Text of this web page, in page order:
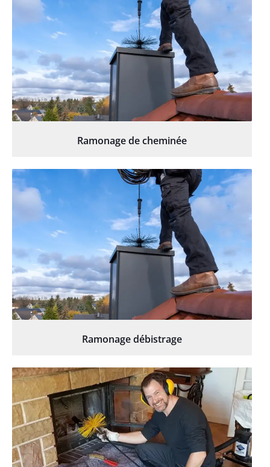
Ramonage de cheminée
Ramonage débistrage